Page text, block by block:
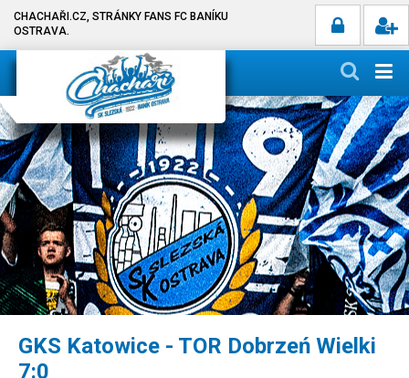
CHACHAŘI.CZ, STRÁNKY FANS FC BANÍKU
OSTRAVA.
GKS Katowice - TOR Dobrzeń Wielki
7:0